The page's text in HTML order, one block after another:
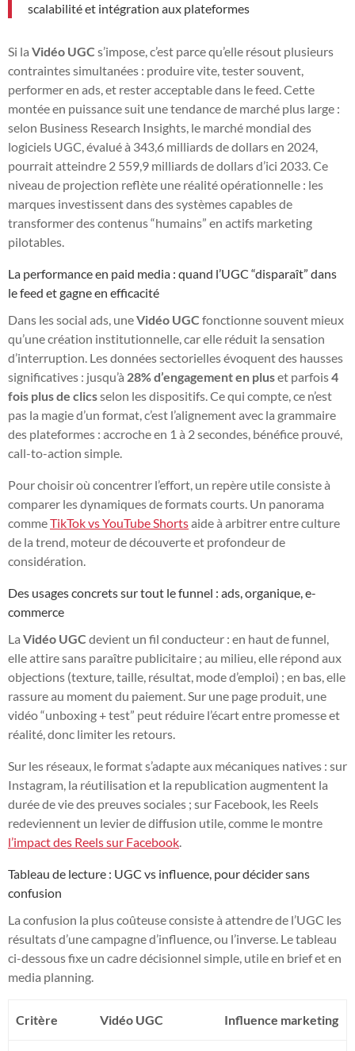
scalabilité et intégration aux plateformes
Si la Vidéo UGC s’impose, c’est parce qu’elle résout plusieurs
contraintes simultanées : produire vite, tester souvent,
performer en ads, et rester acceptable dans le feed. Cette
montée en puissance suit une tendance de marché plus large :
selon Business Research Insights, le marché mondial des
logiciels UGC, évalué à 343,6 milliards de dollars en 2024,
pourrait atteindre 2 559,9 milliards de dollars d’ici 2033. Ce
niveau de projection reflète une réalité opérationnelle : les
marques investissent dans des systèmes capables de
transformer des contenus “humains” en actifs marketing
pilotables.
La performance en paid media : quand l’UGC “disparaît” dans
le feed et gagne en efficacité
Dans les social ads, uneVidéo UGC fonctionne souvent mieux
qu’une création institutionnelle, car elle réduit la sensation
d’interruption. Les données sectorielles évoquent des hausses
significatives : jusqu’à 28% d’engagement en pluset parfois4
fois plus de clicsselon les dispositifs. Ce qui compte, ce n’est
pas la magie d’un format, c’est l’alignement avec la grammaire
des plateformes : accroche en 1 à 2 secondes, bénéfice prouvé,
call-to-action simple.
Pour choisir où concentrer l’effort, un repère utile consiste à
comparer les dynamiques de formats courts. Un panorama
commeTikTok vs YouTube Shortsaide à arbitrer entre culture
de la trend, moteur de découverte et profondeur de
considération.
Des usages concrets sur tout le funnel : ads, organique, e-
commerce
La Vidéo UGC devient un fil conducteur : en haut de funnel,
elle attire sans paraître publicitaire ; au milieu, elle répond aux
objections (texture, taille, résultat, mode d’emploi) ; en bas, elle
rassure au moment du paiement. Sur une page produit, une
vidéo “unboxing + test” peut réduire l’écart entre promesse et
réalité, donc limiter les retours.
Sur les réseaux, le format s’adapte aux mécaniques natives : sur
Instagram, la réutilisation et la republication augmentent la
durée de vie des preuves sociales ; sur Facebook, les Reels
redeviennent un levier de diffusion utile, comme le montre
l’impact des Reels sur Facebook
Tableau de lecture : UGC vs influence, pour décider sans
confusion
La confusion la plus coûteuse consiste à attendre de l’UGC les
résultats d’une campagne d’influence, ou l’inverse. Le tableau
ci-dessous fixe un cadre décisionnel simple, utile en brief et en
media planning.
Critère Vidéo UGC Influence marketing